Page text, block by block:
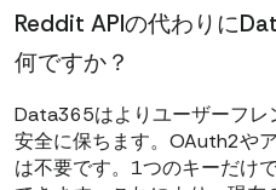
Reddit APIの代わりに
何ですか？
Data365はよりユーザーフレ
安全に保ちます。OAuth2や
は不要です。1つのキーだけ